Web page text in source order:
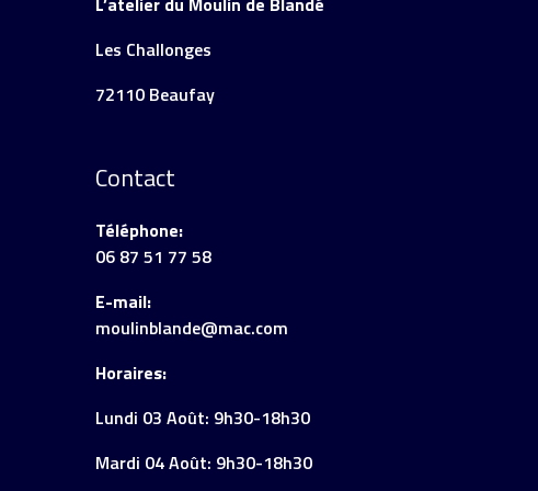
Les Challonges
72110 Beaufay
Contact
Téléphone:
06 87 51 77 58
E-mail:
moulinblande@mac.com
Horaires:
Lundi 03 Août: 9h30-18h30
Mardi 04 Août: 9h30-18h30